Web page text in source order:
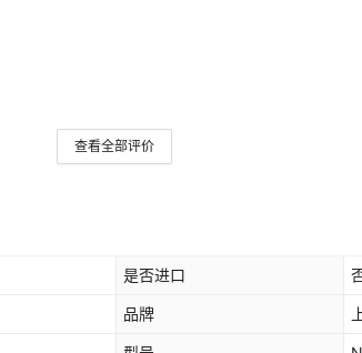
查看全部评价
是否进口
品牌